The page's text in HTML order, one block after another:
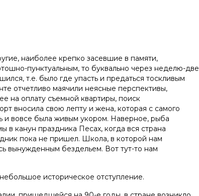
наиболее крепко засевшие в памяти,
пунктуальным, то буквально через неделю-две
т.е. было где упасть и предаться тоскливым
отчетливо маячили неясные перспективы,
на оплату съемной квартиры, поиск
вносила свою лепту и жена, которая с самого
и вовсе была живым укором. Наверное, рыба
в канун праздника Песах, когда вся страна
пока не пришел. Школа, в которой нам
вынужденным бездельем. Вот тут-то нам
историческое отступление.